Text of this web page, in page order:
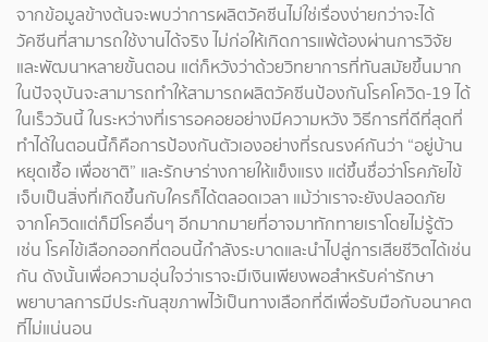
จากข้อมูลข้างต้นจะพบว่าการผลิตวัคซีนไม่ใช่เรื่องง่ายกว่าจะได้
วัคซีนที่สามารถใช้งานได้จริง ไม่ก่อให้เกิดการแพ้ต้องผ่านการวิจัย
และพัฒนาหลายขั้นตอน แต่ก็หวังว่าด้วยวิทยาการที่ทันสมัยขึ้นมาก
ในปัจจุบันจะสามารถทำให้สามารถผลิตวัคซีนป้องกันโรคโควิด-19 ได้
ในเร็ววันนี้ ในระหว่างที่เรารอคอยอย่างมีความหวัง วิธีการที่ดีที่สุดที่
ทำได้ในตอนนี้ก็คือการป้องกันตัวเองอย่างที่รณรงค์กันว่า “อยู่บ้าน
หยุดเชื้อ เพื่อชาติ” และรักษาร่างกายให้แข็งแรง แต่ขึ้นชื่อว่าโรคภัยไข้
เจ็บเป็นสิ่งที่เกิดขึ้นกับใครก็ได้ตลอดเวลา แม้ว่าเราจะยังปลอดภัย
จากโควิดแต่ก็มีโรคอื่นๆ อีกมากมายที่อาจมาทักทายเราโดยไม่รู้ตัว
เช่น โรคไข้เลือกออกที่ตอนนี้กำลังระบาดและนำไปสู่การเสียชีวิตได้เช่น
กัน ดังนั้นเพื่อความอุ่นใจว่าเราจะมีเงินเพียงพอสำหรับค่ารักษา
พยาบาลการมีประกันสุขภาพไว้เป็นทางเลือกที่ดีเพื่อรับมือกับอนาคต
ที่ไม่แน่นอน